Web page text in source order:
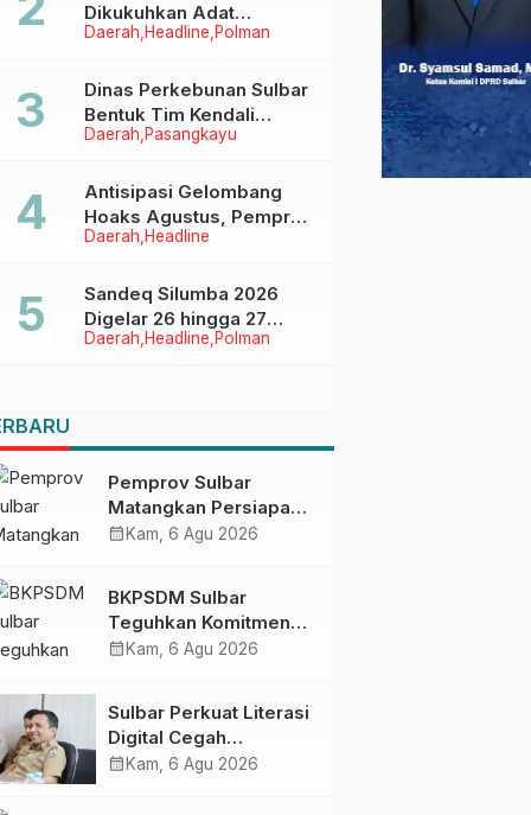
Daerah Headline Polman
Dikukuhkan Adat
Balanipa, Raih Gelar Sulo
Daerah Pasangkayu
Dinas Perkebunan Sulbar
Bentuk Tim Kendali
Internal ICS untuk Dukung
di Pasangkayu
Daerah Headline
Antisipasi Gelombang
Hoaks Agustus, Pemprov
Sulbar Ajak Warga Jaga
Daerah Headline Polman
Sandeq Silumba 2026
Digelar 26 hingga 27
September, Rangkaian
Pemprov Sulbar
Matangkan Persiapan
HUT Ke-81 RI, Puncak
calendar_month Kam, 6 Agu 2026
BKPSDM Sulbar
Teguhkan Komitmen
Pengembangan
Penandatanganan
Perjanjian Tugas
Belajar 2026
calendar_month Kam, 6 Agu 2026
Sulbar Perkuat Literasi
Digital Cegah
Kejahatan Love
calendar_month Kam, 6 Agu 2026